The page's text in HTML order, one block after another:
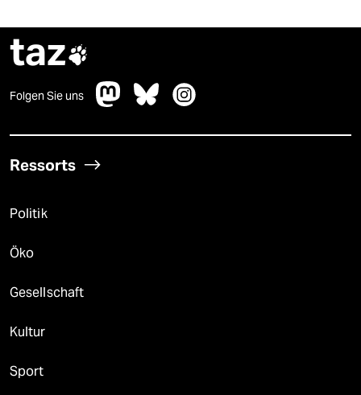
taz
Folgen Sie uns
Ressorts
Politik
Öko
Gesellschaft
Kultur
Sport